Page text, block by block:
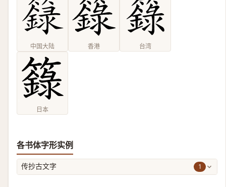
中国大陆 香港 台湾
日本
各书体字形实例
传抄古文字 1